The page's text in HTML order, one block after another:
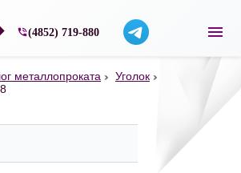
Строительные материалы со склада в
(4852) 719-880
металлопроката
Уголок